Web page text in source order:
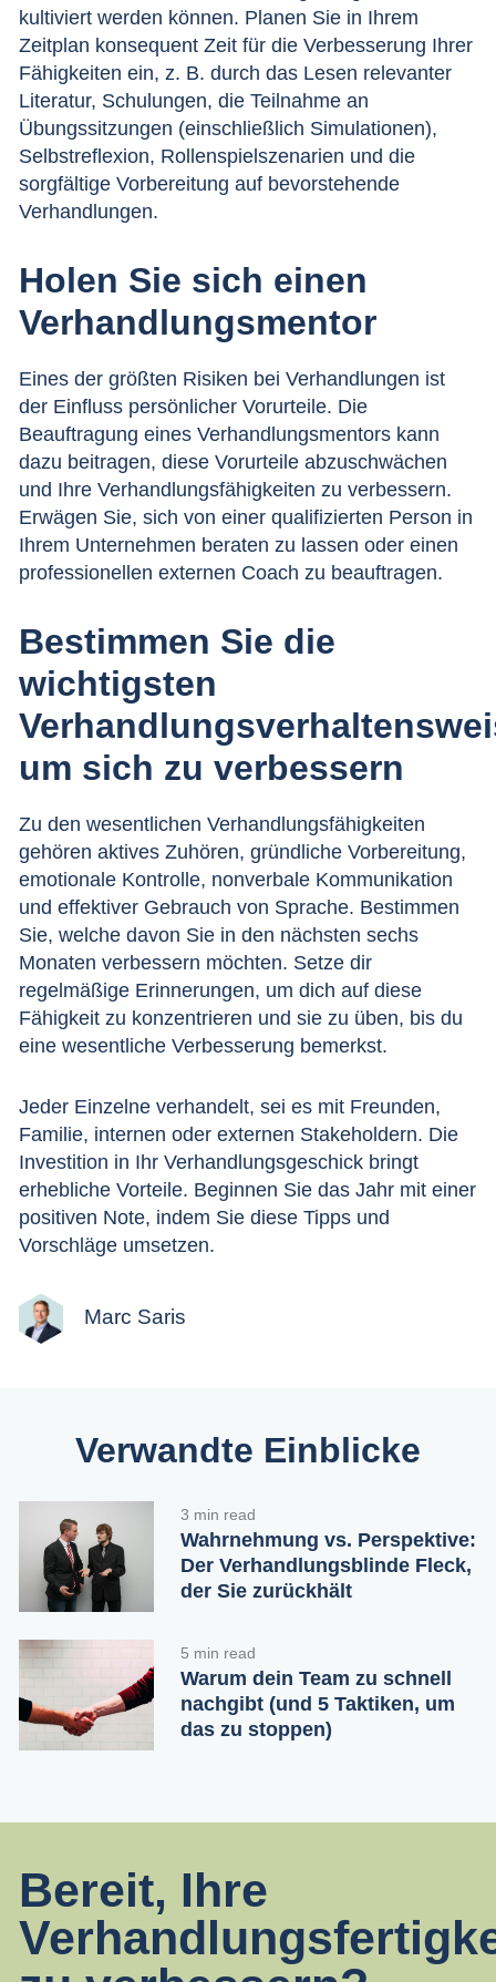
kultiviert werden können. Planen Sie in Ihrem
Zeitplan konsequent Zeit für die Verbesserung Ihrer
Fähigkeiten ein, z. B. durch das Lesen relevanter
Literatur, Schulungen, die Teilnahme an
Übungssitzungen (einschließlich Simulationen),
Selbstreflexion, Rollenspielszenarien und die
sorgfältige Vorbereitung auf bevorstehende
Verhandlungen.
Holen Sie sich einen
Verhandlungsmentor
Eines der größten Risiken bei Verhandlungen ist
der Einfluss persönlicher Vorurteile. Die
Beauftragung eines Verhandlungsmentors kann
dazu beitragen, diese Vorurteile abzuschwächen
und Ihre Verhandlungsfähigkeiten zu verbessern.
Erwägen Sie, sich von einer qualifizierten Person in
Ihrem Unternehmen beraten zu lassen oder einen
professionellen externen Coach zu beauftragen.
Bestimmen Sie die
wichtigsten
um sich zu verbessern
Zu den wesentlichen Verhandlungsfähigkeiten
gehören aktives Zuhören, gründliche Vorbereitung,
emotionale Kontrolle, nonverbale Kommunikation
und effektiver Gebrauch von Sprache. Bestimmen
Sie, welche davon Sie in den nächsten sechs
Monaten verbessern möchten. Setze dir
regelmäßige Erinnerungen, um dich auf diese
Fähigkeit zu konzentrieren und sie zu üben, bis du
eine wesentliche Verbesserung bemerkst.
Jeder Einzelne verhandelt, sei es mit Freunden,
Familie, internen oder externen Stakeholdern. Die
Investition in Ihr Verhandlungsgeschick bringt
erhebliche Vorteile. Beginnen Sie das Jahr mit einer
positiven Note, indem Sie diese Tipps und
Vorschläge umsetzen.
Marc Saris
Verwandte Einblicke
3 min read
Wahrnehmung vs. Perspektive:
Der Verhandlungsblinde Fleck,
der Sie zurückhält
5 min read
Warum dein Team zu schnell
nachgibt (und 5 Taktiken, um
das zu stoppen)
Bereit, Ihre